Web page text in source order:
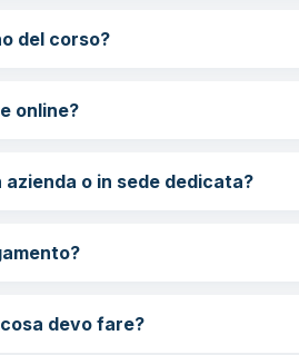
del corso?
online?
o in sede dedicata?
devo fare?